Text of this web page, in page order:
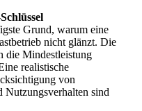
Grund, warum eine
nicht glänzt. Die
die Mindestleistung
realistische
von
Nutzungsverhalten sind